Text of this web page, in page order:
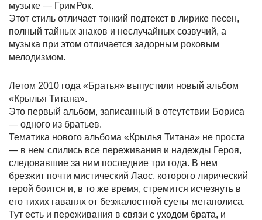
музыке — ГримРок.
Этот стиль отличает тонкий подтекст в лирике песен,
полный тайных знаков и неслучайных созвучий, а
музыка при этом отличается задорным роковым
мелодизмом.
Летом 2010 года «Братья» выпустили новый альбом
«Крылья Титана».
Это первый альбом, записанный в отсутствии Бориса
— одного из братьев.
Тематика нового альбома «Крылья Титана» не проста
— в нем слились все переживания и надежды Героя,
следовавшие за ним последние три года. В нем
брезжит почти мистический Лаос, которого лирический
герой боится и, в то же время, стремится исчезнуть в
его тихих гаванях от безжалостной суеты мегаполиса.
Тут есть и переживания в связи с уходом брата, и